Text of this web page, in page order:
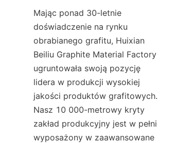
Mając ponad 30-letnie
doświadczenie na rynku
obrabianego grafitu, Huixian
Beiliu Graphite Material Factory
ugruntowała swoją pozycję
lidera w produkcji wysokiej
jakości produktów grafitowych.
Nasz 10 000-metrowy kryty
zakład produkcyjny jest w pełni
wyposażony w zaawansowane